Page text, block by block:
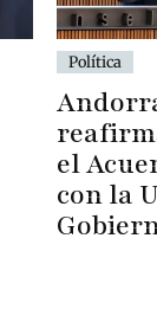
Política
el
con la